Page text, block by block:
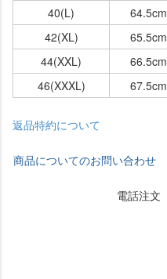
40(L)
64.5cm
42(XL)
65.5cm
44(XXL)
66.5cm
46(XXXL)
67.5cm
返品特約について
商品についてのお問い合わせ
電話注文